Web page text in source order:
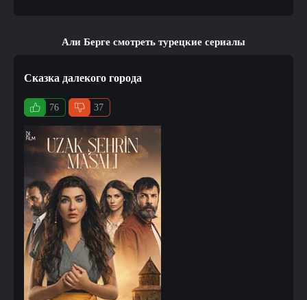
Али Берге смотреть турецкие сериалы
Сказка далекого города
76 37